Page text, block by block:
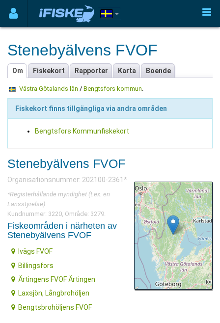
Stenebyälvens FVOF
Om Fiskekort Rapporter Karta Boende
Västra Götalands län / Bengtsfors kommun.
Fiskekort finns tillgängliga via andra områden
Bengtsfors Kommunfiskekort
Stenebyälvens FVOF
Organisationsnummer: 202100-2361*
*Registerhållande myndighet (t.ex. en
Länsstyrelse)
Kundnummer: 3220, Område: 3279.
Fiskeområden i närheten av
Stenebyälvens FVOF
Ivägs FVOF
Billingsfors
Ärtingens FVOF Ärtingen
Laxsjön, Långbrohöljen
Bengtsbrohöljens FVOF